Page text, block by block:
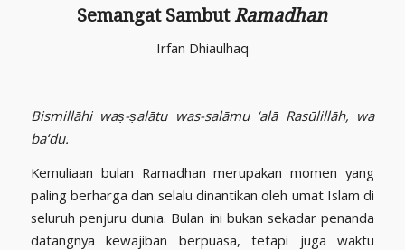
Semangat SambutRamadhan
Irfan Dhiaulhaq
Bismillāhi waṣ-ṣalātu was-salāmu ‘alā Rasūlillāh, wa
ba‘du.
Kemuliaan bulan Ramadhan merupakan momen yang
paling berharga dan selalu dinantikan oleh umat Islam di
seluruh penjuru dunia. Bulan ini bukan sekadar penanda
datangnya kewajiban berpuasa, tetapi juga waktu